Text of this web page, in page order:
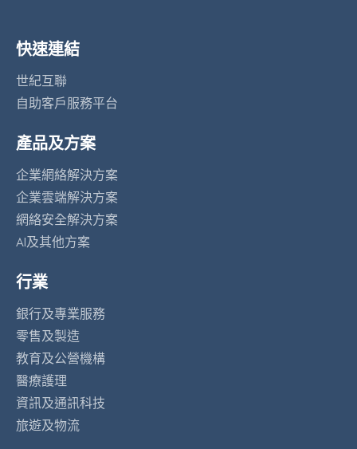
快速連結
世紀互聯
自助客戶服務平台
產品及方案
企業網絡解決方案
企業雲端解決方案
網絡安全解決方案
AI及其他方案
行業
銀行及專業服務
零售及製造
教育及公營機構
醫療護理
資訊及通訊科技
旅遊及物流